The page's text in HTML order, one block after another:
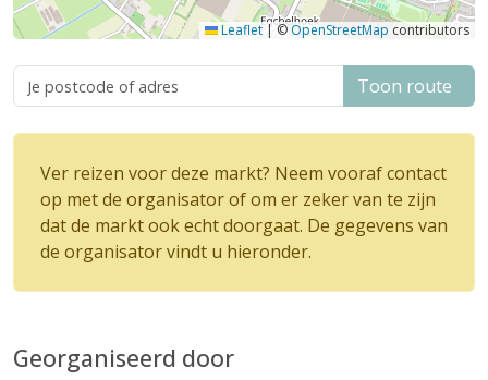
Leaflet |©OpenStreetMap contributors
Toon route
Ver reizen voor deze markt? Neem vooraf contact
op met de organisator of om er zeker van te zijn
dat de markt ook echt doorgaat. De gegevens van
de organisator vindt u hieronder.
Georganiseerd door